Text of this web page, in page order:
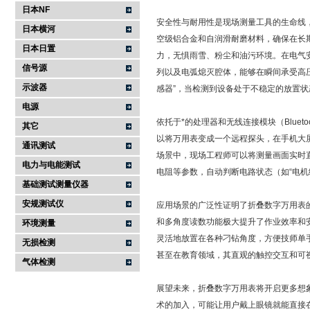
日本NF
日本横河
日本日置
信号源
示波器
电源
其它
通讯测试
电力与电能测试
基础测试测量仪器
安规测试仪
环境测量
无损检测
气体检测
安全性与耐用性是现场测量工具的生命
空级铝合金和自润滑耐磨材料，确保在
力，无惧雨雪、粉尘和油污环境。在电
列以及电弧熄灭腔体，能够在瞬间承受
感器”，当检测到设备处于不稳定的放置
依托于*的处理器和无线连接模块（
以将万用表变成一个远程探头，在手机
场景中，现场工程师可以将测量画面实
电阻等参数，自动判断电路状态（如“电
应用场景的广泛性证明了折叠数字万用
和多角度读数功能极大提升了作业效率
灵活地放置在各种刁钻角度，方便技师
甚至在教育领域，其直观的触控交互和
展望未来，折叠数字万用表将开启更多
术的加入，可能让用户戴上眼镜就能直